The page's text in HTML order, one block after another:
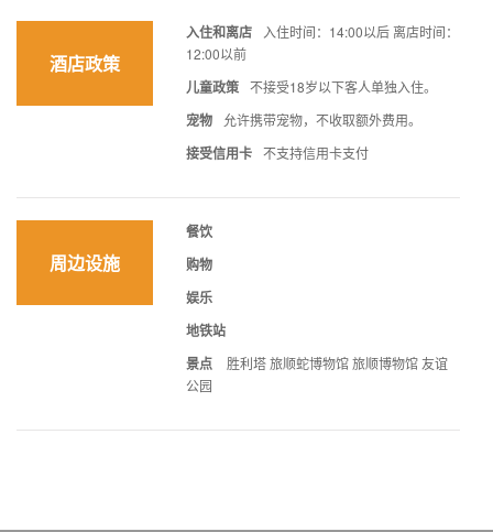
酒店政策
入住和离店
入住时间：14:00以后 离店时间：
12:00以前
儿童政策 不接受18岁以下客人单独入住。
宠物 允许携带宠物，不收取额外费用。
接受信用卡 不支持信用卡支付
周边设施
餐饮
购物
娱乐
地铁站
景点
胜利塔 旅顺蛇博物馆 旅顺博物馆 友谊
公园